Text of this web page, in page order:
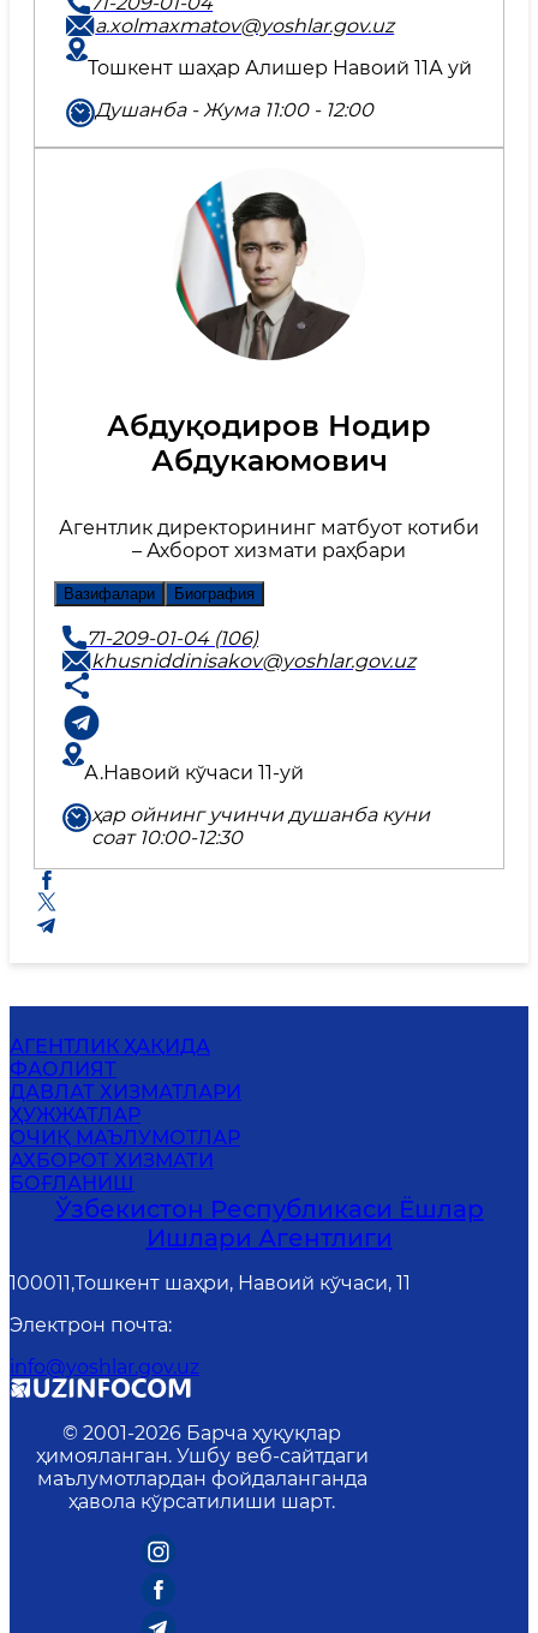
a.xolmaxmatov@yoshlar.gov.uz
Тошкент шаҳар Алишер Навоий 11А уй
Душанба - Жума 11:00 - 12:00
Абдуқодиров Нодир
Абдукаюмович
Агентлик директорининг матбуот котиби
– Ахборот хизмати раҳбари
Вазифалари Биография
71-209-01-04 (106)
khusniddinisakov@yoshlar.gov.uz
А.Навоий кўчаси 11-уй
ҳар ойнинг учинчи душанба куни
соат 10:00-12:30
АГЕНТЛИК ҲАҚИДА
ФАОЛИЯТ
ДАВЛАТ ХИЗМАТЛАРИ
ҲУЖЖАТЛАР
ОЧИҚ МАЪЛУМОТЛАР
АХБОРОТ ХИЗМАТИ
БОҒЛАНИШ
Ўзбекистон Республикаси Ёшлар
Ишлари Агентлиги
100011,Тошкент шаҳри, Навоий кўчаси, 11
Электрон почта:
info@yoshlar.gov.uz
© 2001-2026 Барча ҳуқуқлар
ҳимояланган. Ушбу веб-сайтдаги
маълумотлардан фойдаланганда
ҳавола кўрсатилиши шарт.